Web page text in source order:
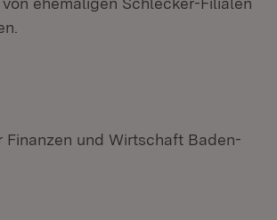
Finanzen und Wirtschaft Baden-